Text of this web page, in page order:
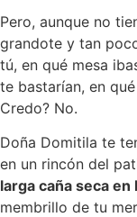
Pero, aunque no
grandote y tan
tú, en qué mesa
te bastarían, en
Credo? No.
Doña Domitila te
en un rincón del
larga caña seca en
membrillo de tu